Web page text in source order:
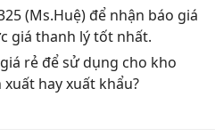
(Ms.Huệ) để nhận báo giá
giá thanh lý tốt nhất.
rẻ để sử dụng cho kho
hay xuất khẩu?